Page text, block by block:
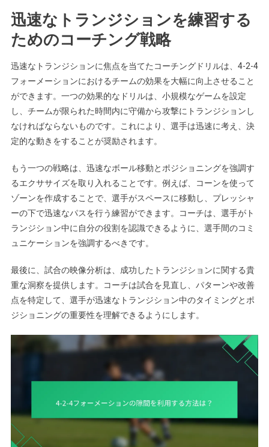
迅速なトランジションを練習する
ためのコーチング戦略
迅速なトランジションに焦点を当てたコーチングドリルは、4-2-4
フォーメーションにおけるチームの効果を大幅に向上させること
ができます。一つの効果的なドリルは、小規模なゲームを設定
し、チームが限られた時間内に守備から攻撃にトランジションし
なければならないものです。これにより、選手は迅速に考え、決
定的な動きをすることが奨励されます。
もう一つの戦略は、迅速なボール移動とポジショニングを強調す
るエクササイズを取り入れることです。例えば、コーンを使って
ゾーンを作成することで、選手がスペースに移動し、プレッシャ
ーの下で迅速なパスを行う練習ができます。コーチは、選手がト
ランジション中に自分の役割を認識できるように、選手間のコミ
ュニケーションを強調するべきです。
最後に、試合の映像分析は、成功したトランジションに関する貴
重な洞察を提供します。コーチは試合を見直し、パターンや改善
点を特定して、選手が迅速なトランジション中のタイミングとポ
ジショニングの重要性を理解できるようにします。